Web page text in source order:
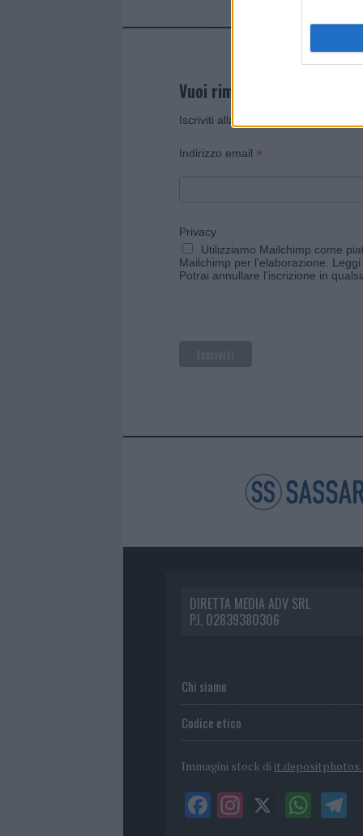
Vuoi rimanere sempre
Iscriviti alla newsletter di Gallura
Indirizzo email *
Privacy
Utilizziamo Mailchimp come
Mailchimp per l'elaborazione.
Potrai annullare l'iscrizione in
DIRETTA MEDIA ADV SRL
P.I. 02839380306
Chi siamo
Codice etico
Immagini stock di